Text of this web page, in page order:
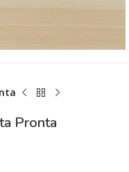
Pronta